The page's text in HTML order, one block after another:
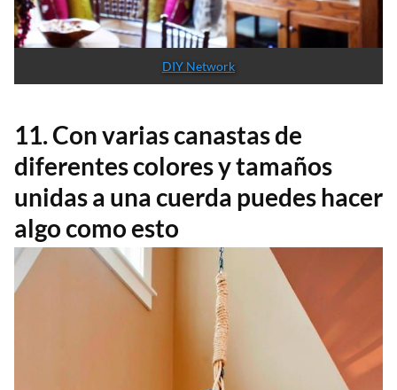
DIY Network
11. Con varias canastas de
diferentes colores y tamaños
unidas a una cuerda puedes hacer
algo como esto